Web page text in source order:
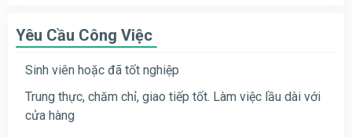
Yêu Cầu Công Việc
Sinh viên hoặc đã tốt nghiệp
Trung thực, chăm chỉ, giao tiếp tốt. Làm việc lầu dài với
cửa hàng